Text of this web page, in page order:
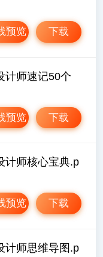
下载
预览
计师速记50个
下载
预览
计师核心宝典.p
下载
预览
计师思维导图.p